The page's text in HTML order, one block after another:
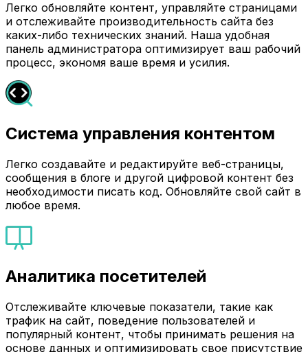
Легко обновляйте контент, управляйте страницами
и отслеживайте производительность сайта без
каких-либо технических знаний. Наша удобная
панель администратора оптимизирует ваш рабочий
процесс, экономя ваше время и усилия.
Система управления контентом
Легко создавайте и редактируйте веб-страницы,
сообщения в блоге и другой цифровой контент без
необходимости писать код. Обновляйте свой сайт в
любое время.
Аналитика посетителей
Отслеживайте ключевые показатели, такие как
трафик на сайт, поведение пользователей и
популярный контент, чтобы принимать решения на
основе данных и оптимизировать свое присутствие